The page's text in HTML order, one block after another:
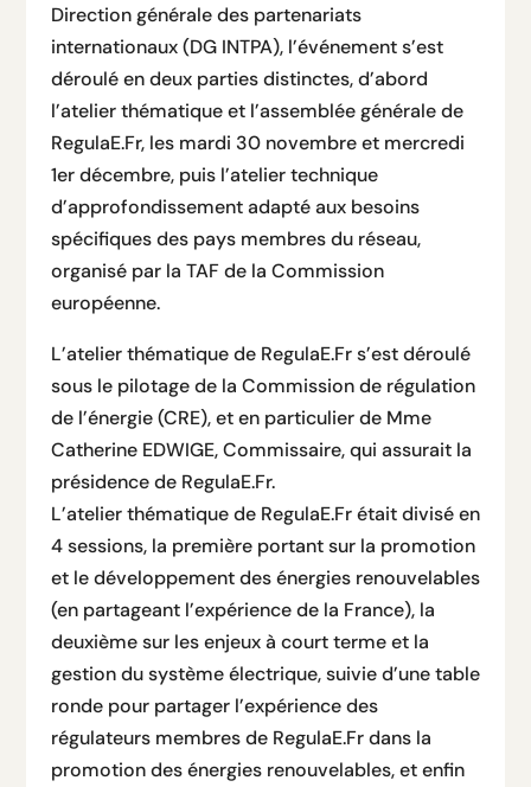
Direction générale des partenariats
internationaux (DG INTPA), l’événement s’est
déroulé en deux parties distinctes, d’abord
l’atelier thématique et l’assemblée générale de
RegulaE.Fr, les mardi 30 novembre et mercredi
1er décembre, puis l’atelier technique
d’approfondissement adapté aux besoins
spécifiques des pays membres du réseau,
organisé par la TAF de la Commission
européenne.
L’atelier thématique de RegulaE.Fr s’est déroulé
sous le pilotage de la Commission de régulation
de l’énergie (CRE), et en particulier de Mme
Catherine EDWIGE, Commissaire, qui assurait la
présidence de RegulaE.Fr.
L’atelier thématique de RegulaE.Fr était divisé en
4 sessions, la première portant sur la promotion
et le développement des énergies renouvelables
(en partageant l’expérience de la France), la
deuxième sur les enjeux à court terme et la
gestion du système électrique, suivie d’une table
ronde pour partager l’expérience des
régulateurs membres de RegulaE.Fr dans la
promotion des énergies renouvelables, et enfin